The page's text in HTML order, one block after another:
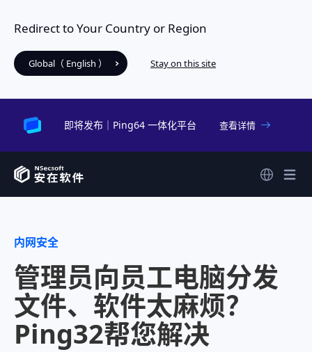
Redirect to Your Country or Region
Global（ English ） Stay on this site
即将发布｜Ping64 一体化平台 查看详情
内网安全
管理员向员工电脑分发
文件、软件太麻烦？
Ping32帮您解决